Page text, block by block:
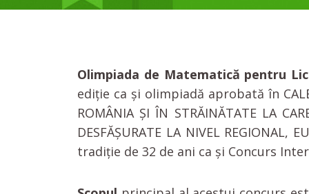
Olimpiada de Matematică pentru
ediție ca și olimpiadă aprobată în
ROMÂNIA ȘI ÎN STRĂINĂTATE LA
DESFĂȘURATE LA NIVEL REGIONAL,
tradiție de 32 de ani ca și Concurs